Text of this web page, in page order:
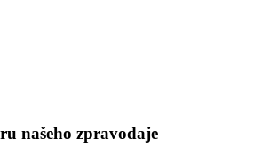
našeho zpravodaje